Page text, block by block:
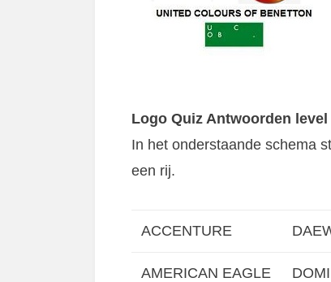
Logo Quiz Antwoorden level
In het onderstaande schema
een rij.
ACCENTURE
AMERICAN EAGLE